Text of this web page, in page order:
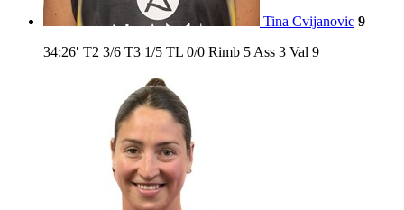
Tina Cvijanovic 9
34:26′ T2 3/6 T3 1/5 TL 0/0 Rimb 5 Ass 3 Val 9